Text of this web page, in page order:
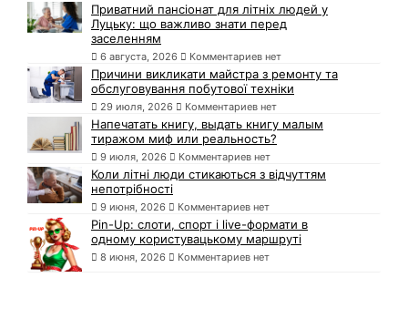
Приватний пансіонат для літніх людей у
Луцьку: що важливо знати перед
заселенням
6 августа, 2026 Комментариев нет
Причини викликати майстра з ремонту та
обслуговування побутової техніки
29 июля, 2026 Комментариев нет
Напечатать книгу, выдать книгу малым
тиражом миф или реальность?
9 июля, 2026 Комментариев нет
Коли літні люди стикаються з відчуттям
непотрібності
9 июня, 2026 Комментариев нет
Pin-Up: слоти, спорт і live-формати в
одному користувацькому маршруті
8 июня, 2026 Комментариев нет